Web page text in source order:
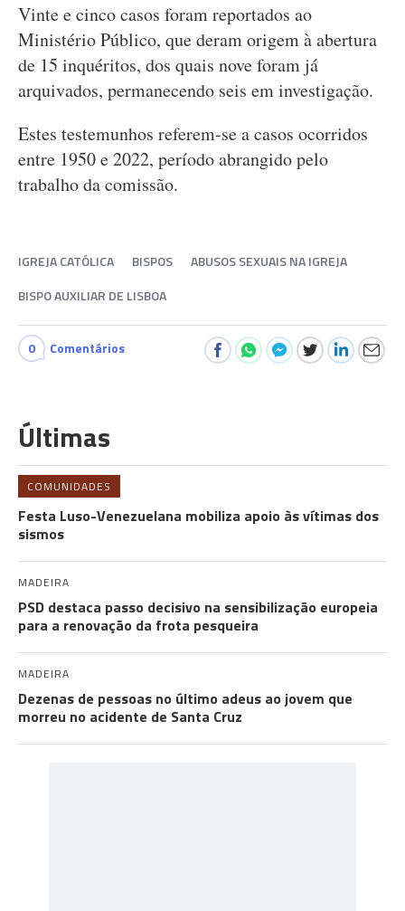
Vinte e cinco casos foram reportados ao
Ministério Público, que deram origem à abertura
de 15 inquéritos, dos quais nove foram já
arquivados, permanecendo seis em investigação.
Estes testemunhos referem-se a casos ocorridos
entre 1950 e 2022, período abrangido pelo
trabalho da comissão.
IGREJA CATÓLICA BISPOS
ABUSOS SEXUAIS NA IGREJA
BISPO AUXILIAR DE LISBOA
0 Comentários
Últimas
COMUNIDADES
Festa Luso-Venezuelana mobiliza apoio às vítimas dos
sismos
MADEIRA
PSD destaca passo decisivo na sensibilização europeia
para a renovação da frota pesqueira
MADEIRA
Dezenas de pessoas no último adeus ao jovem que
morreu no acidente de Santa Cruz